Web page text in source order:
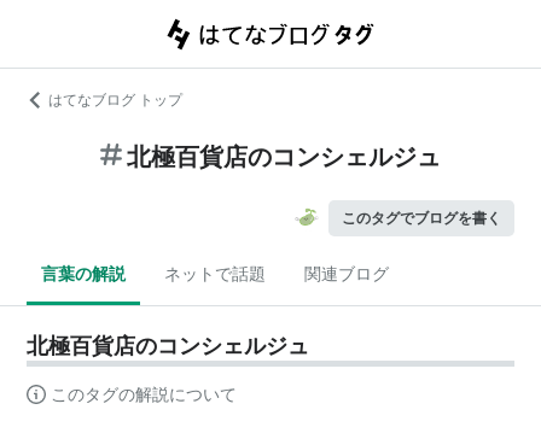
はてなブログ トップ
北極百貨店のコンシェルジュ
このタグでブログを書く
言葉の解説 ネットで話題 関連ブログ
北極百貨店のコンシェルジュ
このタグの解説について